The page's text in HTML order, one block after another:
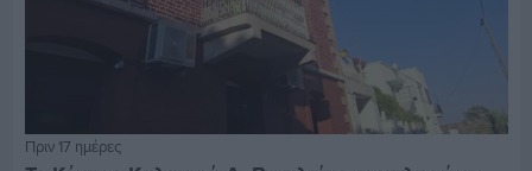
Πριν 17 ημέρες